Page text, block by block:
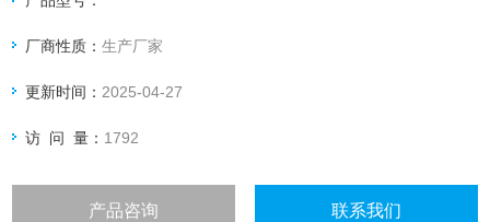
厂商性质：生产厂家
更新时间： 2025-04-27
访 问 量： 1792
产品咨询 联系我们